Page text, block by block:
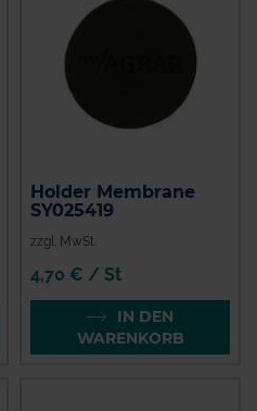
Holder Membrane
SY025419
zzgl. MwSt.
4,70 € / St
IN DEN
WARENKORB